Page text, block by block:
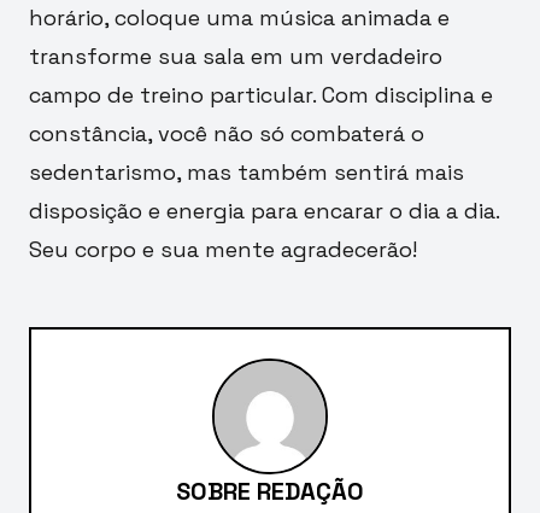
horário, coloque uma música animada e
transforme sua sala em um verdadeiro
campo de treino particular. Com disciplina e
constância, você não só combaterá o
sedentarismo, mas também sentirá mais
disposição e energia para encarar o dia a dia.
Seu corpo e sua mente agradecerão!
SOBRE REDAÇÃO